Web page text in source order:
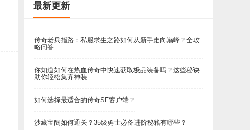
最新更新
传奇老兵指路：私服求生之路如何从新手走向巅峰？全攻
略问答
你知道如何在热血传奇中快速获取极品装备吗？这些秘诀
助你轻松集齐神装
如何选择最适合的传奇SF客户端？
沙藏宝阁如何通关？35级勇士必备进阶秘籍有哪些？